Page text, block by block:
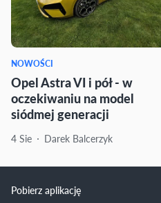
NOWOŚCI
Opel Astra VI i pół - w
oczekiwaniu na model
siódmej generacji
4 Sie Darek Balcerzyk
Pobierz aplikację